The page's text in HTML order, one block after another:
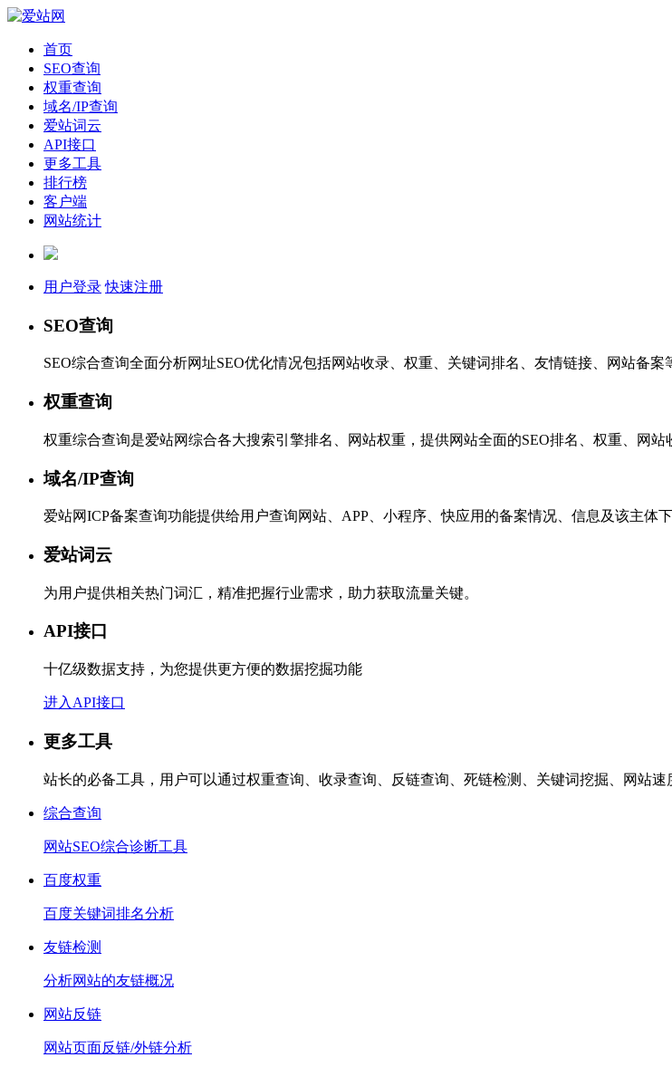
首页
SEO查询
权重查询
域名/IP查询
爱站词云
API接口
更多工具
排行榜
客户端
网站统计
用户登录 快速注册
SEO查询
SEO综合查询全面分析网址SEO优化情况包括网站收录、权重、关键词排名、友情链接、网站备案
权重查询
权重综合查询是爱站网综合各大搜索引擎排名、网站权重，提供网站全面的SEO排名、权重、网站
域名/IP查询
爱站网ICP备案查询功能提供给用户查询网站、APP、小程序、快应用的备案情况、信息及该主体
爱站词云
为用户提供相关热门词汇，精准把握行业需求，助力获取流量关键。
API接口
十亿级数据支持，为您提供更方便的数据挖掘功能
进入API接口
更多工具
站长的必备工具，用户可以通过权重查询、收录查询、反链查询、死链检测、关键词挖掘、网站速
综合查询
网站SEO综合诊断工具
百度权重
百度关键词排名分析
友链检测
分析网站的友链概况
网站反链
网站页面反链/外链分析